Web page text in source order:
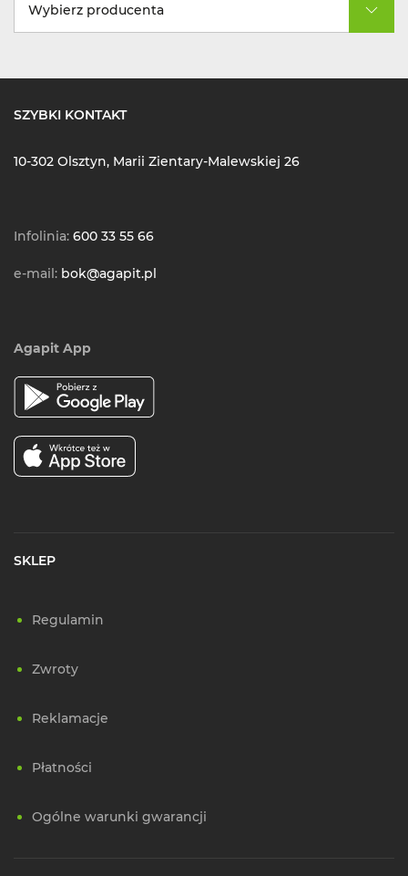
Wybierz producenta
SZYBKI KONTAKT
10-302 Olsztyn, Marii Zientary-Malewskiej 26
Infolinia: 600 33 55 66
e-mail: bok@agapit.pl
Agapit App
SKLEP
Regulamin
Zwroty
Reklamacje
Płatności
Ogólne warunki gwarancji